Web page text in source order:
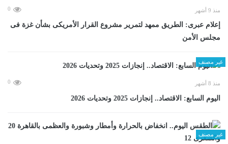
منذ 9 أشهر 0
إعلام عبرى: الطريق ممهد لتمرير مشروع القرار الأمريكى بشأن غزة فى
مجلس الأمن
غير مصنف
منذ 8 أشهر 0
اليوم السابع: الاقتصاد.. إنجازات 2025 وتحديات 2026
غير مصنف